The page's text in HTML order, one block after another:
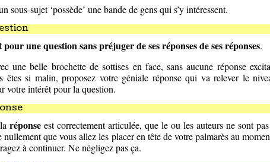
sous-sujet ‘possède’ une bande de gens qui s’y intéressent.
une question sans préjuger de ses réponses de ses réponses.
une belle brochette de sottises en face, sans aucune réponse
êtes si malin, proposez votre géniale réponse qui va relever le
votre intérêt pour la question.
réponse est correctement articulée, que le ou les auteurs ne sont
que vous allez les placer en tête de votre palmarès au
à continuer. Ne négligez pas ça.